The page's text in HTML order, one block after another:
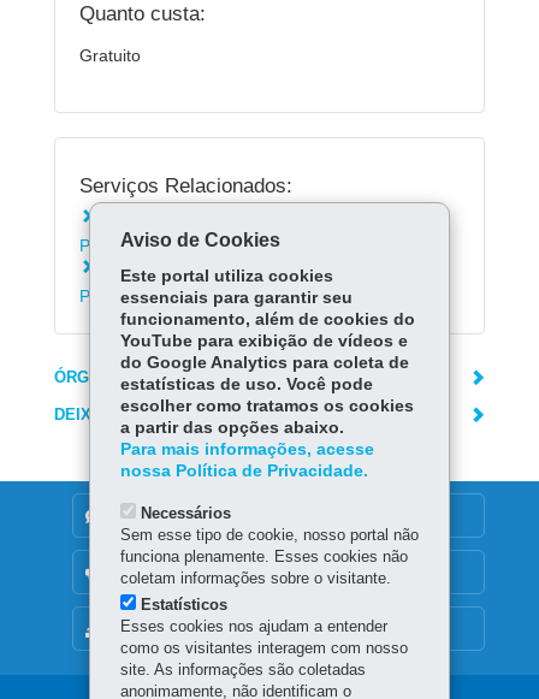
Quanto custa:
Gratuito
Serviços Relacionados:
Pais
Consultar Informações de RH para
Profissionais da Rede Estadual de Ensino
ÓRGÃO RESPONSÁVEL
DEIXE SUA OPINIÃO
MAPA DO SITE
DENUNCIE CORRUPÇÃO
OUVIDORIA
Aviso de Cookies
Este portal utiliza cookies
essenciais para garantir seu
funcionamento, além de cookies do
YouTube para exibição de vídeos e
do Google Analytics para coleta de
estatísticas de uso. Você pode
escolher como tratamos os cookies
a partir das opções abaixo.
Para mais informações, acesse
nossa Política de Privacidade.
Necessários
Sem esse tipo de cookie, nosso portal não
funciona plenamente. Esses cookies não
coletam informações sobre o visitante.
Estatísticos
Esses cookies nos ajudam a entender
como os visitantes interagem com nosso
site. As informações são coletadas
anonimamente, não identificam o